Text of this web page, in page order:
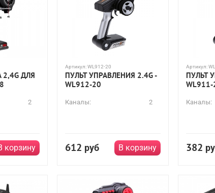
ДЛЯ
2
корзину
Артикул:WL912-20
ПУЛЬТ УПРАВЛЕНИЯ 2.4G -
WL912-20
Каналы: 2
612 руб В корзину
Артикул:
ПУЛЬТ
WL911-
Каналы:
382